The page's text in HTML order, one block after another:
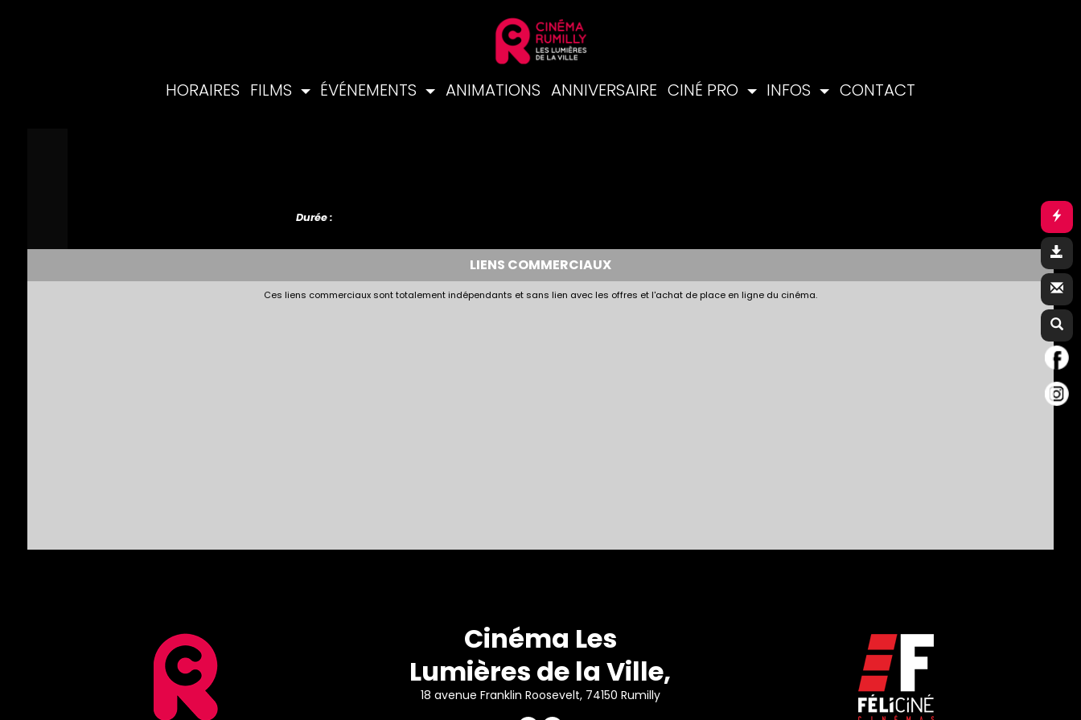
HORAIRES FILMS ÉVÉNEMENTS ANIMATIONS ANNIVERSAIRE CINÉ PRO INFOS CONTACT
Durée :
LIENS COMMERCIAUX
Ces liens commerciaux sont totalement indépendants et sans lien avec les offres et l'achat de place en ligne du cinéma.
Cinéma Les
Lumières de la Ville,
18 avenue Franklin Roosevelt, 74150 Rumilly